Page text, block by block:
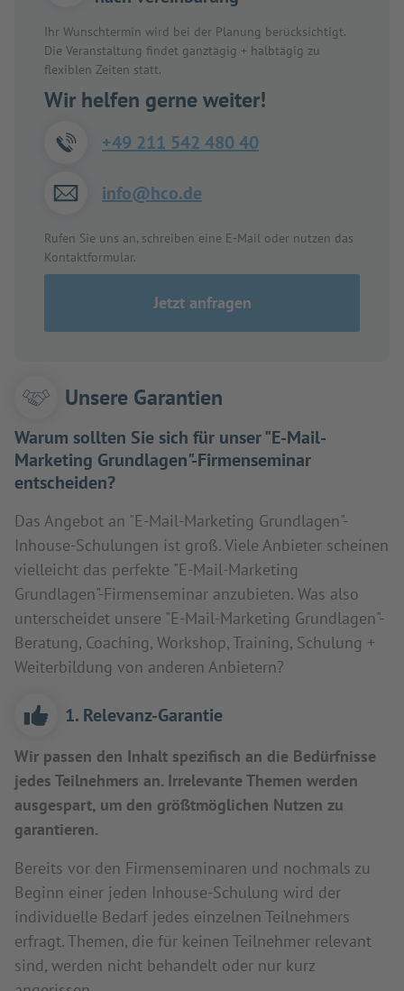
Ihr Wunschtermin wird bei der Planung berücksichtigt.
Die Veranstaltung findet ganztägig + halbtägig zu
flexiblen Zeiten statt.
Wir helfen gerne weiter!
+49 211 542 480 40
info@hco.de
Rufen Sie uns an, schreiben eine E-Mail oder nutzen das
Kontaktformular.
Jetzt anfragen
Unsere Garantien
Warum sollten Sie sich für unser "E-Mail-
Marketing Grundlagen"-Firmenseminar
entscheiden?
Das Angebot an "E-Mail-Marketing Grundlagen"-
Inhouse-Schulungen ist groß. Viele Anbieter scheinen
vielleicht das perfekte "E-Mail-Marketing
Grundlagen"-Firmenseminar anzubieten. Was also
unterscheidet unsere "E-Mail-Marketing Grundlagen"-
Beratung, Coaching, Workshop, Training, Schulung +
Weiterbildung von anderen Anbietern?
1. Relevanz-Garantie
Wir passen den Inhalt spezifisch an die Bedürfnisse
jedes Teilnehmers an. Irrelevante Themen werden
ausgespart, um den größtmöglichen Nutzen zu
garantieren.
Bereits vor den Firmenseminaren und nochmals zu
Beginn einer jeden Inhouse-Schulung wird der
individuelle Bedarf jedes einzelnen Teilnehmers
erfragt. Themen, die für keinen Teilnehmer relevant
sind, werden nicht behandelt oder nur kurz